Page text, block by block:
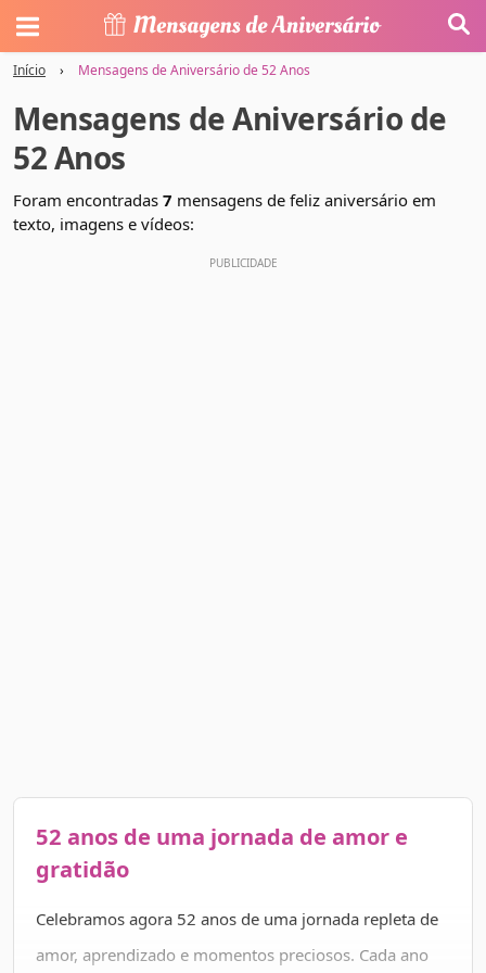
Início › Mensagens de Aniversário de 52 Anos
Mensagens de Aniversário de
52 Anos
Foram encontradas 7 mensagens de feliz aniversário em
texto, imagens e vídeos:
52 anos de uma jornada de amor e
gratidão
Celebramos agora 52 anos de uma jornada repleta de
amor, aprendizado e momentos preciosos. Cada ano